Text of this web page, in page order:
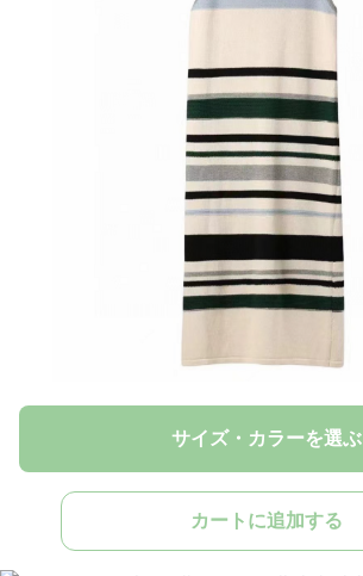
サイズ・カラーを選ぶ
カートに追加する